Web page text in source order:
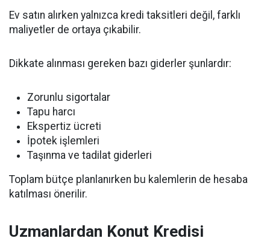
Ev satın alırken yalnızca kredi taksitleri değil, farklı
maliyetler de ortaya çıkabilir.
Dikkate alınması gereken bazı giderler şunlardır:
Zorunlu sigortalar
Tapu harcı
Ekspertiz ücreti
İpotek işlemleri
Taşınma ve tadilat giderleri
Toplam bütçe planlanırken bu kalemlerin de hesaba
katılması önerilir.
Uzmanlardan Konut Kredisi